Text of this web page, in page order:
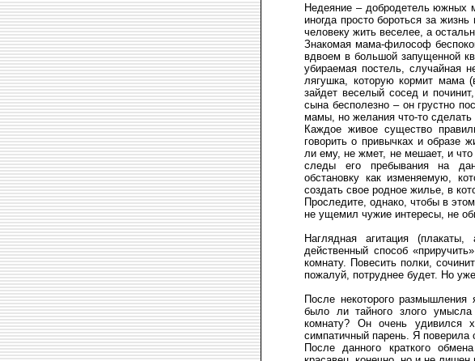
Недеяние – добродетель южных
иногда просто бороться за
человеку жить веселее, а
Знакомая мама-философ
вдвоем в большой запущенной
убираемая постель, случайная
лягушка, которую кормит
зайдет веселый сосед и
сына бесполезно – он грустно
мамы, но желания что-то сделать
Каждое живое существо
говорить о привычках и образе
ли ему, не жмет, не мешает, и что
следы его пребывания на
обстановку как изменяемую,
создать свое родное жилье, в
Проследите, однако, чтобы в
не ущемил чужие интересы, не
Наглядная агитация
действенный способ
комнату. Повесить полки,
пожалуй, потруднее будет. Но уже
После некоторого
было ли тайного злого
комнату? Он очень удивился
симпатичный парень. Я поверила
После данного краткого